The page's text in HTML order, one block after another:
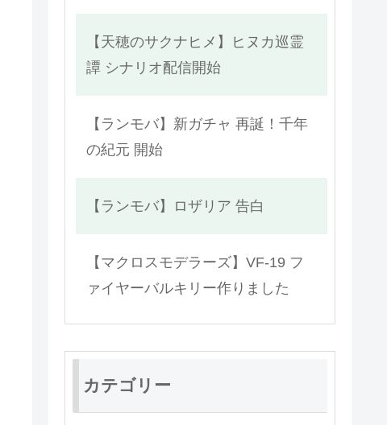
【天穂のサクナヒメ】ヒヌカ巡霊
譚 シナリオ配信開始
【ランモバ】新ガチャ 再誕！千年
の紀元 開始
【ランモバ】ロザリア 告白
【マクロスモデラーズ】VF-19 フ
ァイヤーバルキリー作りました
カテゴリー